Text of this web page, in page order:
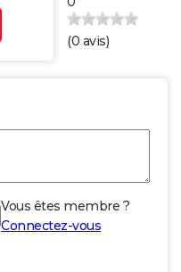
(0 avis)
Vous êtes membre ?
Connectez-vous